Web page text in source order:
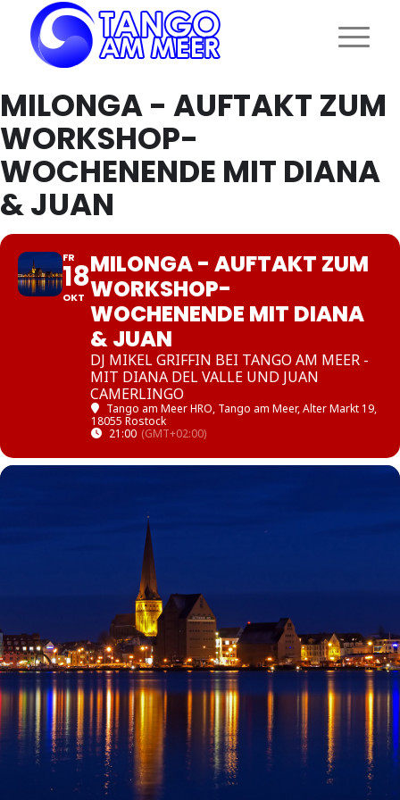
MILONGA - AUFTAKT ZUM
WORKSHOP-
WOCHENENDE MIT DIANA
& JUAN
FR
18
OKT
MILONGA - AUFTAKT ZUM
WORKSHOP-
WOCHENENDE MIT DIANA
& JUAN
DJ MIKEL GRIFFIN BEI TANGO AM MEER -
MIT DIANA DEL VALLE UND JUAN
CAMERLINGO
Tango am Meer HRO, Tango am Meer, Alter Markt 19,
18055 Rostock
21:00 (GMT+02:00)